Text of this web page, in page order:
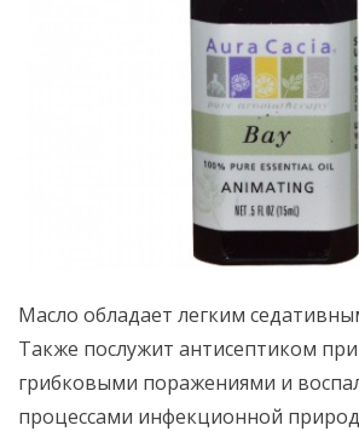
Масло обладает легким
Также послужит антисептиком
грибковыми поражениями и
процессами инфекционной